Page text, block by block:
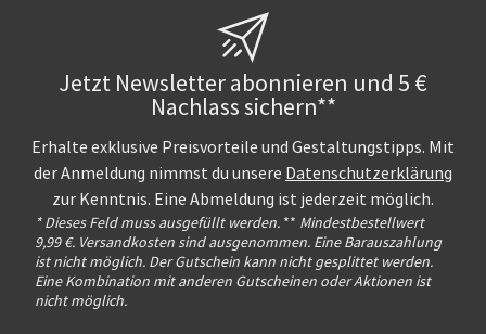
Jetzt Newsletter abonnieren und 5 €
Nachlass sichern**
Erhalte exklusive Preisvorteile und Gestaltungstipps. Mit
der Anmeldung nimmst du unsere Datenschutzerklärung
zur Kenntnis. Eine Abmeldung ist jederzeit möglich.
* Dieses Feld muss ausgefüllt werden. ** Mindestbestellwert
9,99 €. Versandkosten sind ausgenommen. Eine Barauszahlung
ist nicht möglich. Der Gutschein kann nicht gesplittet werden.
Eine Kombination mit anderen Gutscheinen oder Aktionen ist
nicht möglich.